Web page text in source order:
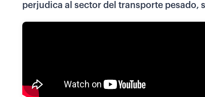
perjudica al sector del transporte pesado,